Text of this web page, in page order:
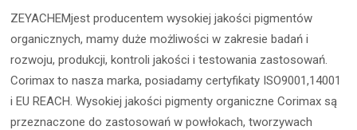
ZEYACHEMjest producentem wysokiej jakości pigmentów
organicznych, mamy duże możliwości w zakresie badań i
rozwoju, produkcji, kontroli jakości i testowania zastosowań.
Corimax to nasza marka, posiadamy certyfikaty ISO9001,14001
i EU REACH. Wysokiej jakości pigmenty organiczne Corimax są
przeznaczone do zastosowań w powłokach, tworzywach